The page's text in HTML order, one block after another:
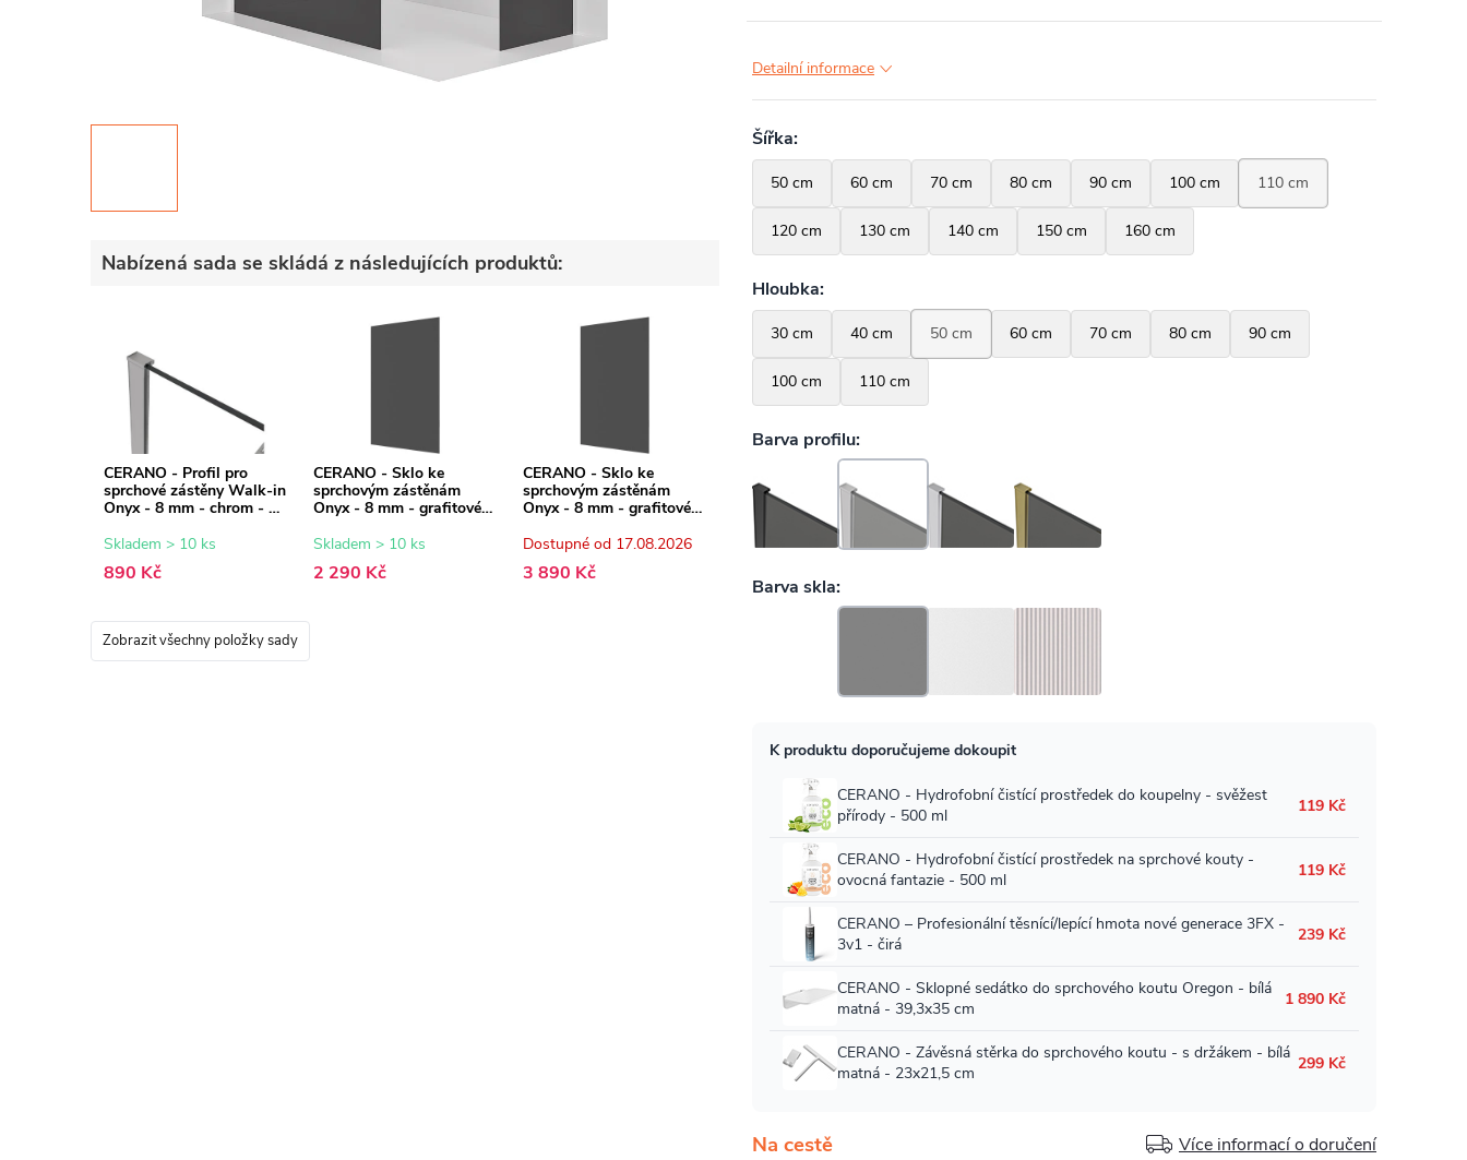
Nabízená sada se skládá z následujících produktů:
CERANO - Profil pro
sprchové zástěny Walk-in
Onyx - 8 mm - chrom - 15
Skladem > 10 ks
890 Kč
CERANO - Sklo ke
sprchovým zástěnám
Onyx - 8 mm - grafitové
Skladem > 10 ks
2 290 Kč
CERANO - Sklo ke
sprchovým zástěnám
Onyx - 8 mm - grafitové
Dostupné od 17.08.2026
3 890 Kč
Zobrazit všechny položky sady
Detailní informace
Na cestě Více informací o doručení